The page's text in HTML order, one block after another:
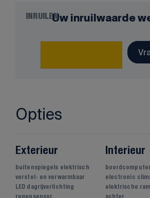
INRUILENUw inruilwaarde
Opties
Exterieur
buitenspiegels elektrisch
verstel- en verwarmbaar
LED dagrijverlichting
regensensor
Interieur
electronic
elektrische
achter